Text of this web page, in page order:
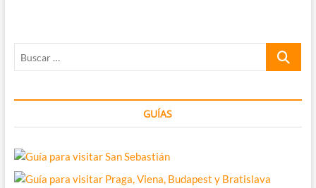
Arantzazu
Buscar
GUÍAS